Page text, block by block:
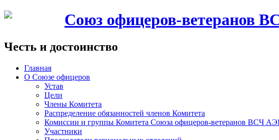
Союз офицеров-ветеранов
Честь и достоинство
Главная
О Союзе офицеров
Устав
Цели
Члены Комитета
Распределение обязанностей членов Комитета
Комиссии и группы Комитета Союза офицеров-ветеранов ВСЧ
Участники